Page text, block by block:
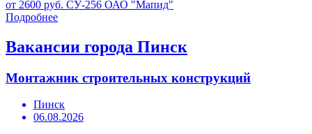
от 2600 руб. СУ-256 ОАО "Мапид"
Подробнее
Вакансии города Пинск
Монтажник строительных конструкций
Пинск
06.08.2026